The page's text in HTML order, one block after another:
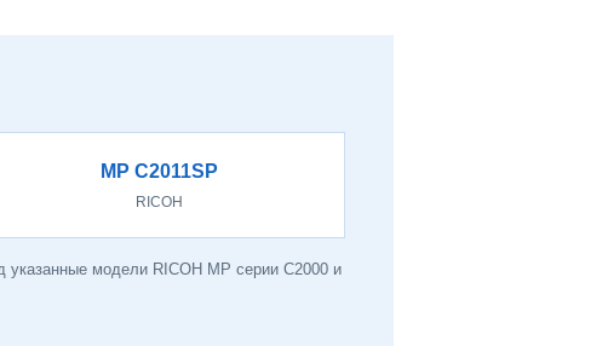
MP C2011SP
RICOH
модели RICOH MP серии C2000 и